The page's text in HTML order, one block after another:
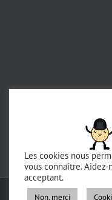
Copyright 2023 - Domaine
Les cookies nous
vous connaître. Aidez-
acceptant.
Non, merci